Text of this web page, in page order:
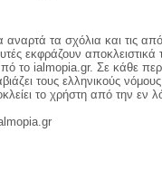
τα σχόλια και τις
εκφράζουν αποκλειστικά
το ialmopia.gr. Σε κάθε
τους ελληνικούς
το χρήστη από την εν